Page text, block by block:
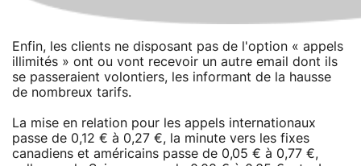
Enfin, les clients ne disposant pas de l'option « appels
illimités » ont ou vont recevoir un autre email dont ils
se passeraient volontiers, les informant de la hausse
de nombreux tarifs.
La mise en relation pour les appels internationaux
passe de 0,12 € à 0,27 €, la minute vers les fixes
canadiens et américains passe de 0,05 € à 0,77 €,